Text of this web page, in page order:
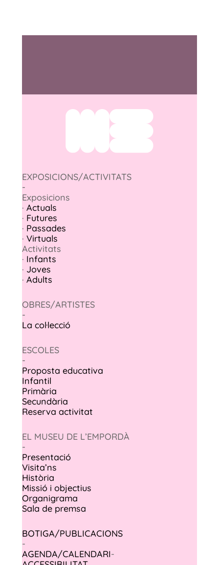
EXPOSICIONS/ACTIVITATS
-
Exposicions
· Actuals
· Futures
· Passades
· Virtuals
Activitats
· Infants
· Joves
· Adults
OBRES/ARTISTES
-
La col·lecció
ESCOLES
-
Proposta educativa
Infantil
Primària
Secundària
Reserva activitat
EL MUSEU DE L’EMPORDÀ
-
Presentació
Visita’ns
Història
Missió i objectius
Organigrama
Sala de premsa
BOTIGA/PUBLICACIONS
-
AGENDA/CALENDARI-